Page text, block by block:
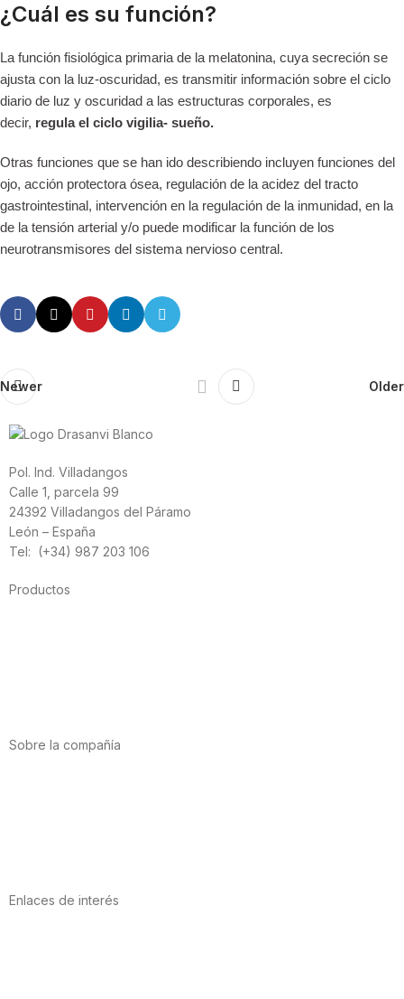
¿Cuál es su función?
La función fisiológica primaria de la melatonina, cuya secreción se
ajusta con la luz-oscuridad, es transmitir información sobre el ciclo
diario de luz y oscuridad a las estructuras corporales, es
decir, regula el ciclo vigilia- sueño.
Otras funciones que se han ido describiendo incluyen funciones del
ojo, acción protectora ósea, regulación de la acidez del tracto
gastrointestinal, intervención en la regulación de la inmunidad, en la
de la tensión arterial y/o puede modificar la función de los
neurotransmisores del sistema nervioso central.
Newer Older
Pol. Ind. Villadangos
Calle 1, parcela 99
24392 Villadangos del Páramo
León – España
Tel: (+34) 987 203 106
Productos
Sobre la compañía
Enlaces de interés